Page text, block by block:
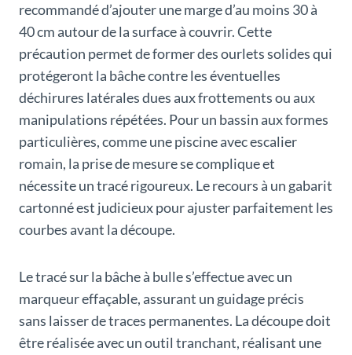
recommandé d’ajouter une marge d’au moins 30 à
40 cm autour de la surface à couvrir. Cette
précaution permet de former des ourlets solides qui
protégeront la bâche contre les éventuelles
déchirures latérales dues aux frottements ou aux
manipulations répétées. Pour un bassin aux formes
particulières, comme une piscine avec escalier
romain, la prise de mesure se complique et
nécessite un tracé rigoureux. Le recours à un gabarit
cartonné est judicieux pour ajuster parfaitement les
courbes avant la découpe.
Le tracé sur la bâche à bulle s’effectue avec un
marqueur effaçable, assurant un guidage précis
sans laisser de traces permanentes. La découpe doit
être réalisée avec un outil tranchant, réalisant une